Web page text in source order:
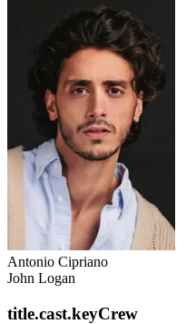
Antonio Cipriano
John Logan
title.cast.keyCrew